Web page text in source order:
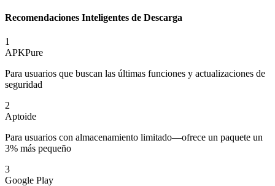
Recomendaciones Inteligentes de Descarga
1
APKPure
Para usuarios que buscan las últimas funciones y actualizaciones de
seguridad
2
Aptoide
Para usuarios con almacenamiento limitado—ofrece un paquete un
3% más pequeño
3
Google Play